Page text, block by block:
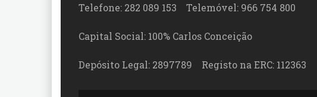
Telefone: 282 089 153 Telemóvel: 966 754 800
Capital Social: 100% Carlos Conceição
Depósito Legal: 2897789 Registo na ERC: 112363